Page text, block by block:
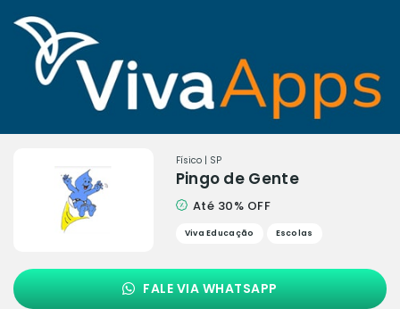
Físico | SP
Pingo de Gente
Até 30% OFF
Viva Educação Escolas
FALE VIA WHATSAPP